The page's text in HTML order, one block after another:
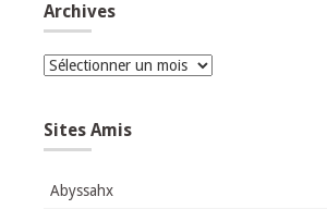
Archives
Archives
Sites Amis
Abyssahx